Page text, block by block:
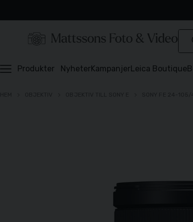
Produkter NyheterKampanjerLeica Boutique